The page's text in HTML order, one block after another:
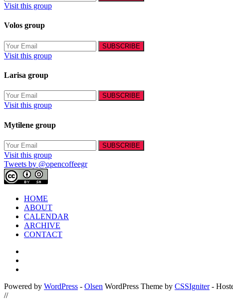
Visit this group
Volos group
Visit this group
Larisa group
Visit this group
Mytilene group
Visit this group
Tweets by @opencoffeegr
HOME
ABOUT
CALENDAR
ARCHIVE
CONTACT
Powered by WordPress - Olsen WordPress Theme by CSSIgniter-
//